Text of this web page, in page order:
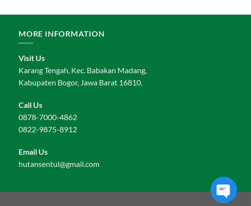
MORE INFORMATION
Visit Us
Karang Tengah, Kec. Babakan Madang,
Kabupaten Bogor, Jawa Barat 16810.
Call Us
0878-7000-4862
0822-9875-8912
Email Us
hutansentul@gmail.com